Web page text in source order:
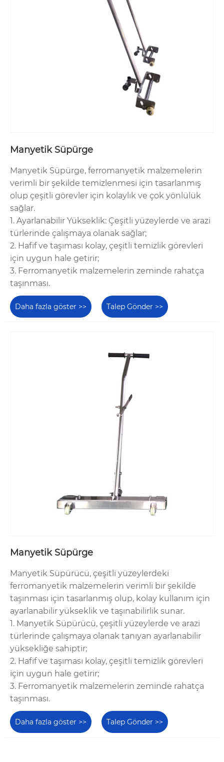
Manyetik Süpürge
Manyetik Süpürge, ferromanyetik malzemelerin
verimli bir şekilde temizlenmesi için tasarlanmış
olup çeşitli görevler için kolaylık ve çok yönlülük
sağlar.
1. Ayarlanabilir Yükseklik: Çeşitli yüzeylerde ve arazi
türlerinde çalışmaya olanak sağlar;
2. Hafif ve taşıması kolay, çeşitli temizlik görevleri
için uygun hale getirir;
3. Ferromanyetik malzemelerin zeminde rahatça
taşınması.
Daha fazla göster >> Talep Gönder >>
Manyetik Süpürge
Manyetik Süpürücü, çeşitli yüzeylerdeki
ferromanyetik malzemelerin verimli bir şekilde
taşınması için tasarlanmış olup, kolay kullanım için
ayarlanabilir yükseklik ve taşınabilirlik sunar.
1. Manyetik Süpürücü, çeşitli yüzeylerde ve arazi
türlerinde çalışmaya olanak tanıyan ayarlanabilir
yüksekliğe sahiptir;
2. Hafif ve taşıması kolay, çeşitli temizlik görevleri
için uygun hale getirir;
3. Ferromanyetik malzemelerin zeminde rahatça
taşınması.
Daha fazla göster >> Talep Gönder >>